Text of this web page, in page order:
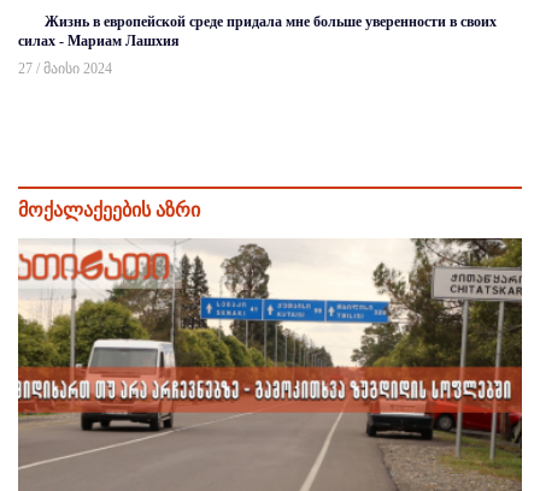
Жизнь в европейской среде придала мне больше уверенности в своих
силах - Мариам Лашхия
27 / მაისი 2024
მოქალაქეების აზრი